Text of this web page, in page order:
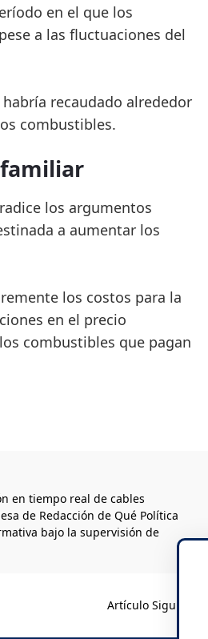
en el que los
a las fluctuaciones del
recaudado alrededor
combustibles.
los argumentos
a aumentar los
los costos para la
en el precio
combustibles que pagan
en tiempo real de cables
de Redacción de Qué Política
bajo la supervisión de
Artículo Siguiente